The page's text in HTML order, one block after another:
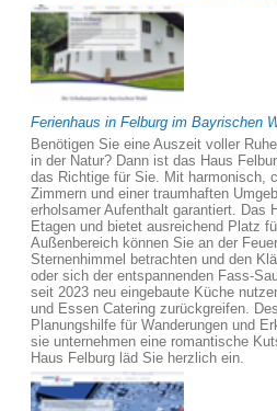
Ferienhaus in Felburg im Bayrischen
Benötigen Sie eine Auszeit voller
in der Natur? Dann ist das Haus
das Richtige für Sie. Mit harmonisch,
Zimmern und einer traumhaften
erholsamer Aufenthalt garantiert. Das
Etagen und bietet ausreichend Platz
Außenbereich können Sie an der
Sternenhimmel betrachten und den
oder sich der entspannenden Fass-
seit 2023 neu eingebaute Küche
und Essen Catering zurückgreifen.
Planungshilfe für Wanderungen und
sie unternehmen eine romantische
Haus Felburg läd Sie herzlich ein.